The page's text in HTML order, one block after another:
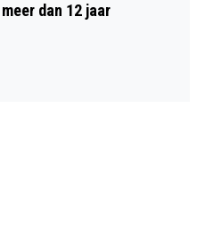
dan 12 jaar